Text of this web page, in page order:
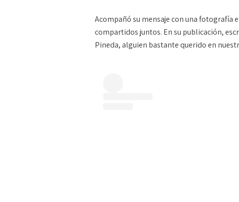
Acompañó su mensaje con una
compartidos juntos. En su publicación,
Pineda, alguien bastante querido en